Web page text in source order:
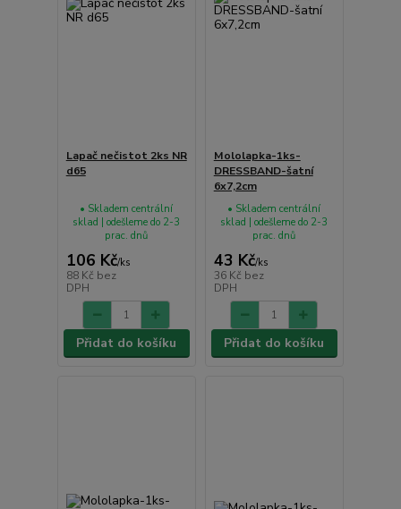
Lapač nečistot 2ks NR
d65
106 Kč/ks
88 Kč bez
DPH
• Skladem centrální
sklad | odešleme do 2-3
prac. dnů
Přidat do košíku
Mololapka-1ks-
DRESSBAND-šatní
6x7,2cm
43 Kč/ks
36 Kč bez
DPH
• Skladem centrální
sklad | odešleme do 2-3
prac. dnů
Přidat do košíku